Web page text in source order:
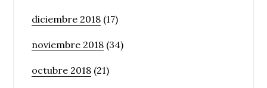
diciembre 2018 (17)
noviembre 2018 (34)
octubre 2018 (21)